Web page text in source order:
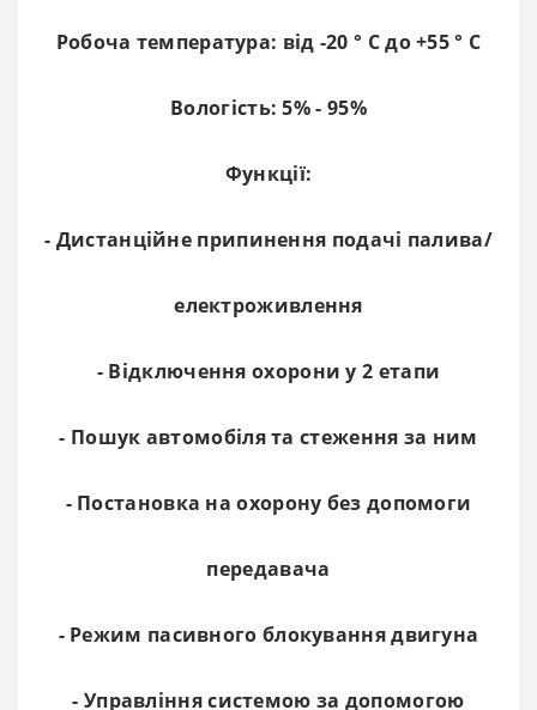
Робоча температура: від -20 ° С до +55 ° С
Вологість: 5% - 95%
Функції:
- Дистанційне припинення подачі палива/
електроживлення
- Відключення охорони у 2 етапи
- Пошук автомобіля та стеження за ним
- Постановка на охорону без допомоги
передавача
- Режим пасивного блокування двигуна
- Управління системою за допомогою